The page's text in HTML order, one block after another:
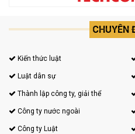
CHUYÊN
Kiến thức luật
Luật dân sự
Thành lập công ty, giải thể
Công ty nước ngoài
Công ty Luật